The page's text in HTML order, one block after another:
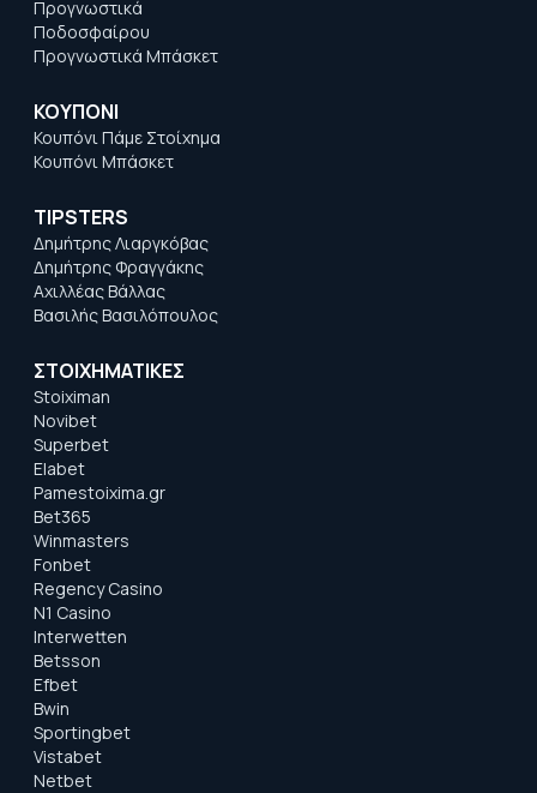
Προγνωστικά
Ποδοσφαίρου
Προγνωστικά Μπάσκετ
ΚΟΥΠΟΝΙ
Κουπόνι Πάμε Στοίχημα
Κουπόνι Μπάσκετ
TIPSTERS
Δημήτρης Λιαργκόβας
Δημήτρης Φραγγάκης
Αχιλλέας Βάλλας
Βασιλής Βασιλόπουλος
ΣΤΟΙΧΗΜΑΤΙΚΕΣ
Stoiximan
Novibet
Superbet
Elabet
Pamestoixima.gr
Bet365
Winmasters
Fonbet
Regency Casino
N1 Casino
Interwetten
Betsson
Efbet
Bwin
Sportingbet
Vistabet
Netbet